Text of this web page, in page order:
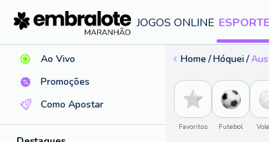
JOGOS ONLINE
Home Hóquei
Favoritos Futebol
Ao Vivo
Promoções
Como Apostar